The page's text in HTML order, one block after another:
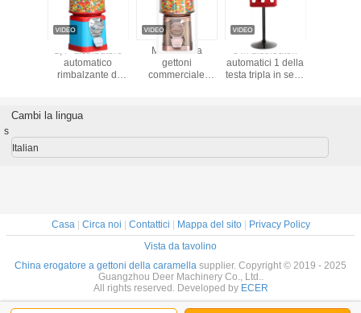
globo
1,4" distributore
automatico
rimbalzante di
giocattoli delle
capsule
Macchina a
gettoni
commerciale
3 in distributori
automatici 1 della
testa tripla in serie
Cambi la lingua
s
Italian
Casa| Circa noi | Contattici | Mappa del sito| Privacy Policy
Vista da tavolino
China erogatore a gettoni della caramella supplier. Copyright © 2019 - 2025
Guangzhou Deer Machinery Co., Ltd..
All rights reserved. Developed by ECER